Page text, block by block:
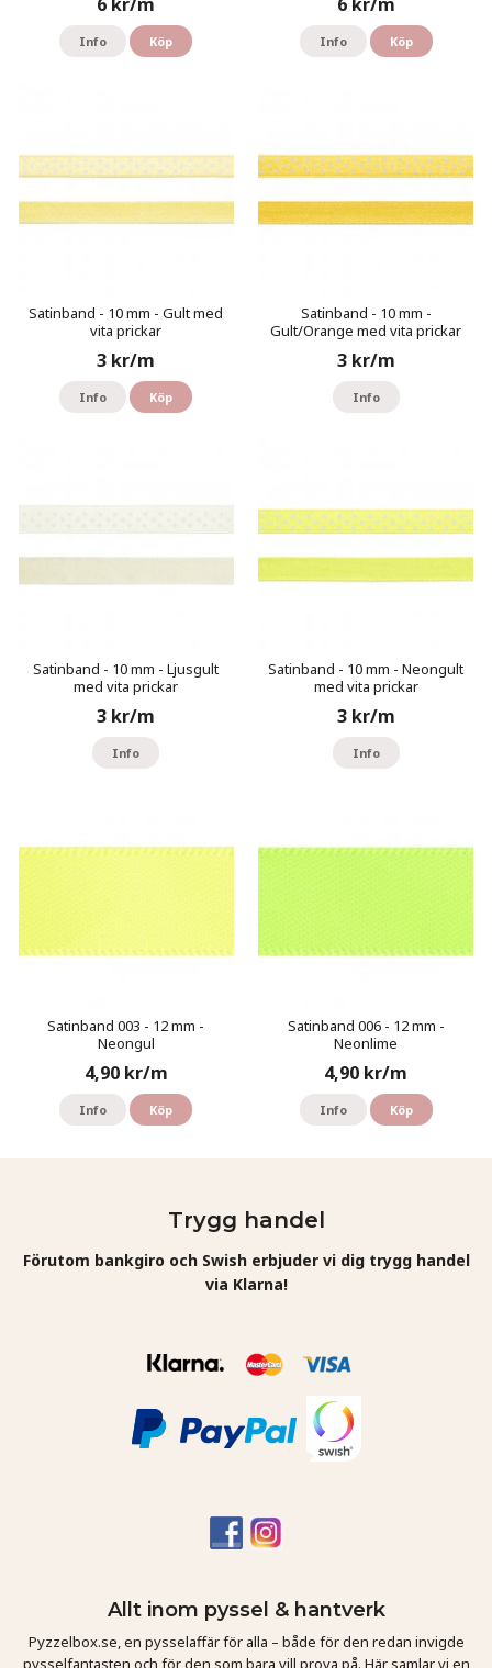
Info Köp Info Köp
Satinband - 10 mm - Gult med
vita prickar
3 kr/m
Info Köp
Satinband - 10 mm -
Gult/Orange med vita prickar
3 kr/m
Info
Satinband - 10 mm - Ljusgult
med vita prickar
3 kr/m
Info
Satinband - 10 mm - Neongult
med vita prickar
3 kr/m
Info
Satinband 003 - 12 mm -
Neongul
4,90 kr/m
Info Köp
Satinband 006 - 12 mm -
Neonlime
4,90 kr/m
Info Köp
Trygg handel
Förutom bankgiro och Swish erbjuder vi dig trygg handel
via Klarna!
Allt inom pyssel & hantverk
Pyzzelbox.se, en pysselaffär för alla – både för den redan invigde
pysselfantasten och för den som bara vill prova på. Här samlar vi en